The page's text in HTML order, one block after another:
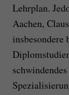
Lehrplan.
Aachen,
insbesondere